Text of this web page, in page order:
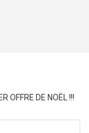
OFFRE DE NOËL !!!